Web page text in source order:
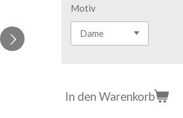
Motiv
In den Warenkorb